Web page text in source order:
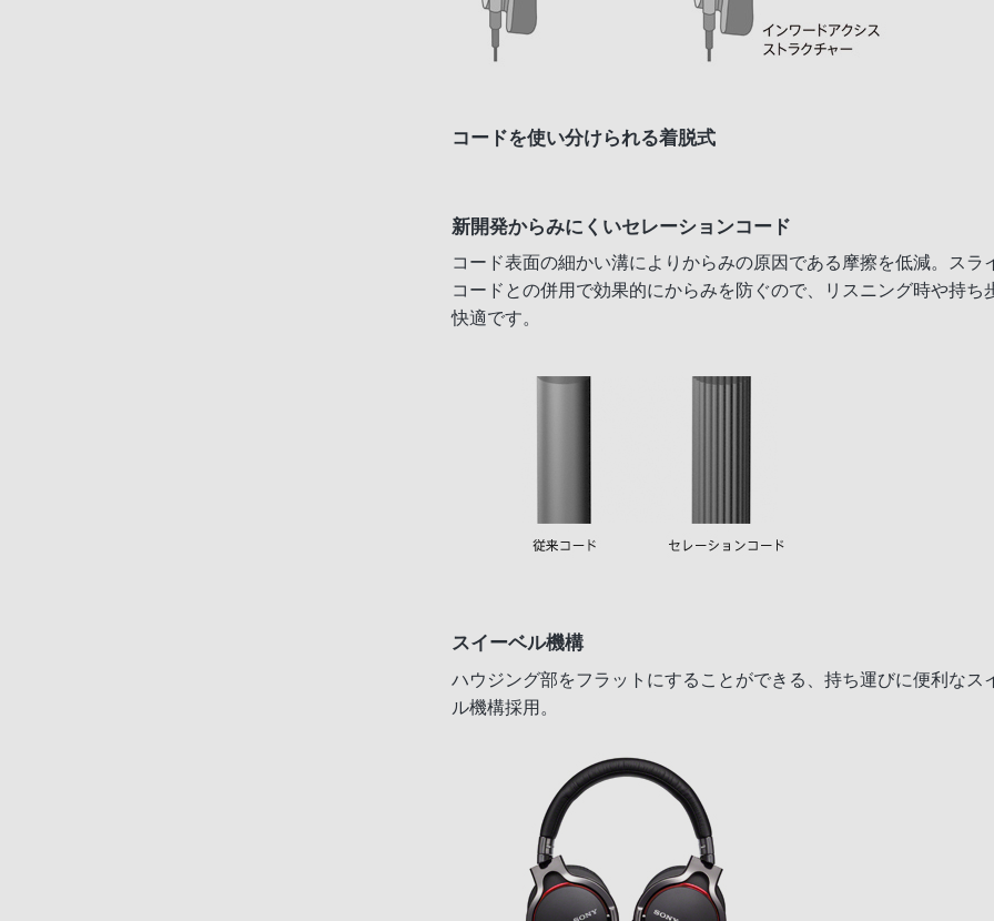
コードを使い分けられる着脱式
新開発からみにくいセレーションコード
コード表面の細かい溝によりからみの原因である摩擦を低減。スラ
コードとの併用で効果的にからみを防ぐので、リスニング時や持ち
快適です。
スイーベル機構
ハウジング部をフラットにすることができる、持ち運びに便利なス
ル機構採用。